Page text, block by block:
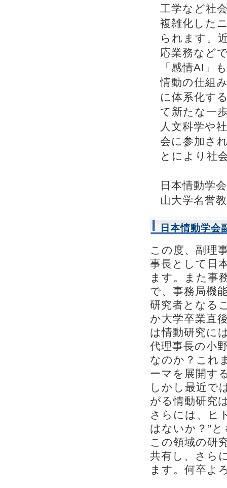
工学など社
複雑化した
られます。
応業務など
「感情AI」
情動の仕組
に体系化す
て新たな一
人文科学や
会に参加さ
とにより社
日本情動学
山大学名誉
日本情動学会
この度、副理
事長として日
ます。また事
で、事務局機
研究者となる
か大学卒業直
は情動研究に
代理事長の小
なのか？これ
ーマを展開す
しかし最近で
がる情動研究
さらには、ヒ
はないか？”
この領域の研
共有し、さら
ます。何卒よ